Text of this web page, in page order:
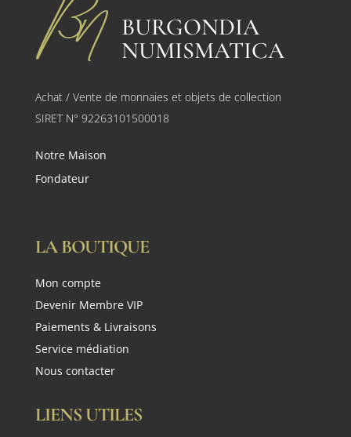
BURGONDIA
NUMISMATICA
Achat / Vente de monnaies et objets de collection
SIRET N° 92263101500018
Notre Maison
Fondateur
LA BOUTIQUE
Mon compte
Devenir Membre VIP
Paiements & Livraisons
Service médiation
Nous contacter
LIENS UTILES